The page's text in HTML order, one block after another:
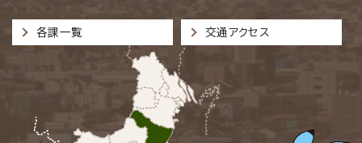
各課一覧 交通アクセス